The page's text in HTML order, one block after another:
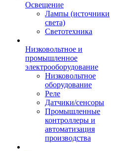
Освещение
Лампы (источники
света)
Светотехника
Низковольтное и
промышленное
электрооборудование
Низковольтное
оборудование
Реле
Датчики/сенсоры
Промышленные
контроллеры и
автоматизация
производства